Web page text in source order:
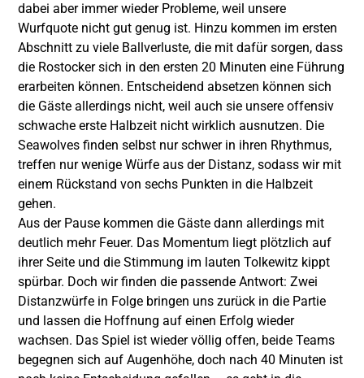
dabei aber immer wieder Probleme, weil unsere
Wurfquote nicht gut genug ist. Hinzu kommen im ersten
Abschnitt zu viele Ballverluste, die mit dafür sorgen, dass
die Rostocker sich in den ersten 20 Minuten eine Führung
erarbeiten können. Entscheidend absetzen können sich
die Gäste allerdings nicht, weil auch sie unsere offensiv
schwache erste Halbzeit nicht wirklich ausnutzen. Die
Seawolves finden selbst nur schwer in ihren Rhythmus,
treffen nur wenige Würfe aus der Distanz, sodass wir mit
einem Rückstand von sechs Punkten in die Halbzeit
gehen.
Aus der Pause kommen die Gäste dann allerdings mit
deutlich mehr Feuer. Das Momentum liegt plötzlich auf
ihrer Seite und die Stimmung im lauten Tolkewitz kippt
spürbar. Doch wir finden die passende Antwort: Zwei
Distanzwürfe in Folge bringen uns zurück in die Partie
und lassen die Hoffnung auf einen Erfolg wieder
wachsen. Das Spiel ist wieder völlig offen, beide Teams
begegnen sich auf Augenhöhe, doch nach 40 Minuten ist